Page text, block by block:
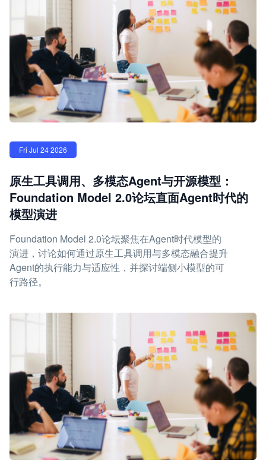
Fri Jul 24 2026
原生工具调用、多模态Agent与开源模型：
Foundation Model 2.0论坛直面Agent时代的
模型演进
Foundation Model 2.0论坛聚焦在Agent时代模型的
演进，讨论如何通过原生工具调用与多模态融合提升
Agent的执行能力与适应性，并探讨端侧小模型的可
行路径。